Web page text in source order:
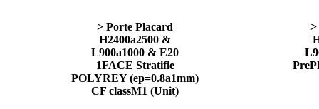
> Porte Placard
H2400a2500 &
L900a1000 & E20
1FACE Stratifie
POLYREY (ep=0.8a1mm)
CF classM1 (Unit)
>